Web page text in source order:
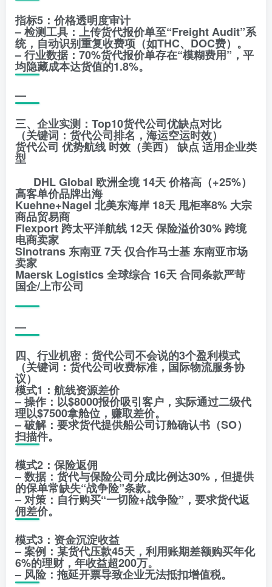
指标5：价格透明度审计
– 检测工具：上传货代报价单至“Freight Audit”系
统，自动识别重复收费项（如THC、DOC费）。
– 行业数据：70%货代报价单存在“模糊费用”，平
均隐藏成本达货值的1.8%。
—
三、企业实测：Top10货代公司优缺点对比
（关键词：货代公司排名，海运空运时效）
货代公司 优势航线 时效（美西） 缺点 适用企业类
型
DHL Global 欧洲全境 14天 价格高（+25%）
高客单价品牌出海
Kuehne+Nagel 北美东海岸 18天 甩柜率8% 大宗
商品贸易商
Flexport 跨太平洋航线 12天 保险溢价30% 跨境
电商卖家
Sinotrans 东南亚 7天 仅合作马士基 东南亚市场
卖家
Maersk Logistics 全球综合 16天 合同条款严苛
国企/上市公司
—
四、行业机密：货代公司不会说的3个盈利模式
（关键词：货代公司收费标准，国际物流服务协
议）
模式1：航线资源差价
– 操作：以$8000报价吸引客户，实际通过二级代
理以$7500拿舱位，赚取差价。
– 破解：要求货代提供船公司订舱确认书（SO）
扫描件。
模式2：保险返佣
– 数据：货代与保险公司分成比例达30%，但提供
的保单常缺失“战争险”条款。
– 对策：自行购买“一切险+战争险”，要求货代返
佣差价。
模式3：资金沉淀收益
– 案例：某货代压款45天，利用账期差额购买年化
6%的理财，年收益超200万。
– 风险：拖延开票导致企业无法抵扣增值税。